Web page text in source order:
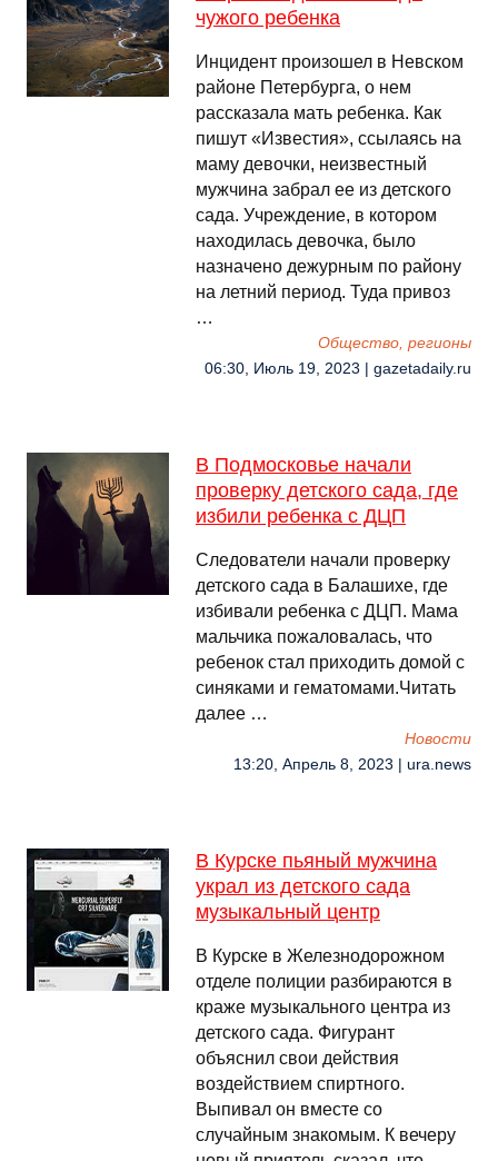
чужого ребенка
Инцидент произошел в Невском
районе Петербурга, о нем
рассказала мать ребенка. Как
пишут «Известия», ссылаясь на
маму девочки, неизвестный
мужчина забрал ее из детского
сада. Учреждение, в котором
находилась девочка, было
назначено дежурным по району
на летний период. Туда привоз
…
Общество, регионы
06:30, Июль 19, 2023 | gazetadaily.ru
В Подмосковье начали
проверку детского сада, где
избили ребенка с ДЦП
Следователи начали проверку
детского сада в Балашихе, где
избивали ребенка с ДЦП. Мама
мальчика пожаловалась, что
ребенок стал приходить домой с
синяками и гематомами.Читать
далее …
Новости
13:20, Апрель 8, 2023 | ura.news
В Курске пьяный мужчина
украл из детского сада
музыкальный центр
В Курске в Железнодорожном
отделе полиции разбираются в
краже музыкального центра из
детского сада. Фигурант
объяснил свои действия
воздействием спиртного.
Выпивал он вместе со
случайным знакомым. К вечеру